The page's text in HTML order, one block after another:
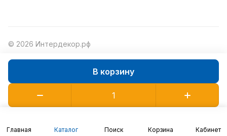
В корзину
Главная Каталог Поиск Корзина Кабинет
© 2026 Интердекор.рф